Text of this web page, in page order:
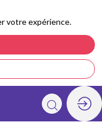
votre expérience.